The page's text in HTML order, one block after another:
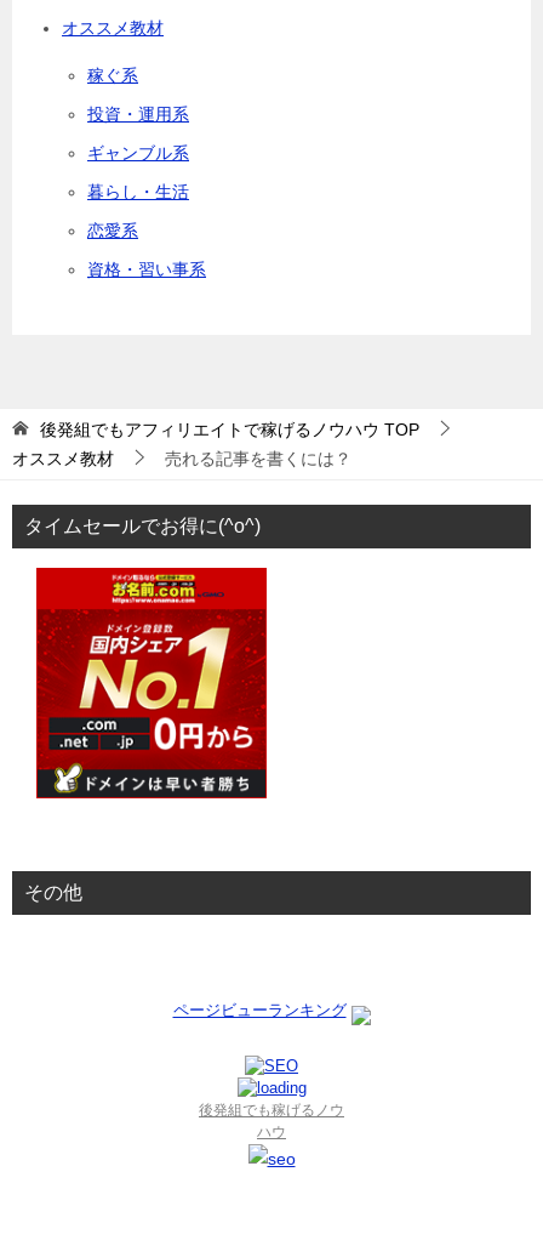
オススメ教材
稼ぐ系
投資・運用系
ギャンブル系
暮らし・生活
恋愛系
資格・習い事系
後発組でもアフィリエイトで稼げるノウハウ TOP
オススメ教材
売れる記事を書くには？
タイムセールでお得に(^o^)
その他
ページビューランキング
後発組でも稼げるノウ
ハウ